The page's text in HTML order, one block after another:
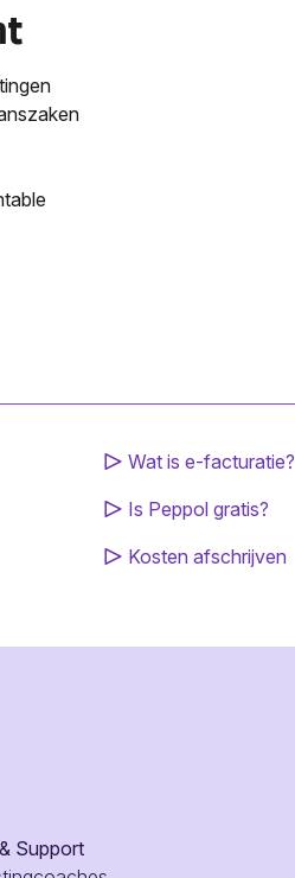
Wat is e-facturatie?
Is Peppol gratis?
Kosten afschrijven
Support